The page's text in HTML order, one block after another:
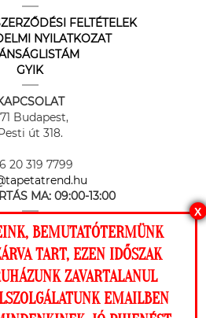
használ, hogy a
nyújtsa honlapunkon.
FELTÉTELEK
NYILATKOZAT
GYIK
Budapest,
út 318.
20 319 7799
MA: 09:00-13:00
Zrt. biztosítja, MNB engedély
H-EN-I-1064/2013
X
BEMUTATÓTERMÜNK
TART, EZEN IDŐSZAK
ZAVARTALANUL
EMAILBEN